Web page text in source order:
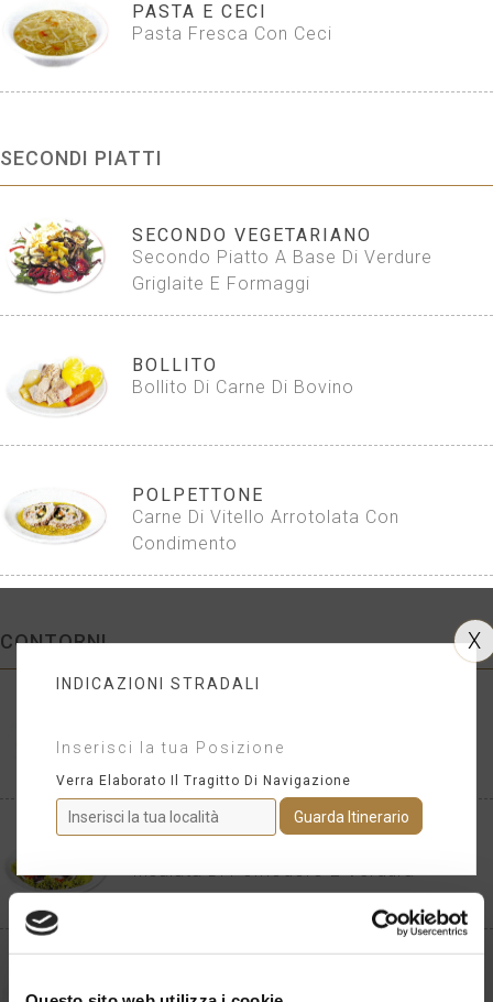
X
INDICAZIONI STRADALI
Inserisci la tua Posizione
Verra Elaborato Il Tragitto Di Navigazione
PASTA E CECI
Pasta Fresca Con Ceci
SECONDI PIATTI
SECONDO VEGETARIANO
Secondo Piatto A Base Di Verdure
Griglaite E Formaggi
BOLLITO
Bollito Di Carne Di Bovino
POLPETTONE
Carne Di Vitello Arrotolata Con
Condimento
CONTORNI
Contorno Patate Al Forno Condite
Insalata Di Pomodoro E Verdura